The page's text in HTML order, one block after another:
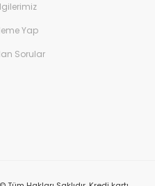
Yap
Sorular